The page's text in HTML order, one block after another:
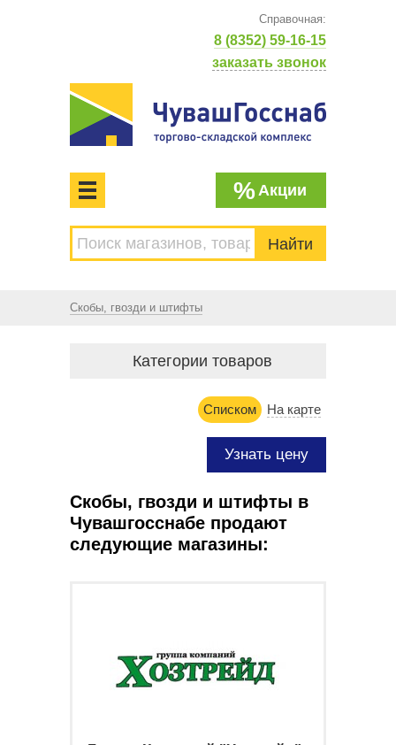
Справочная:
8 (8352) 59-16-15
заказать звонок
МЕНЮ
%Акции
Скобы, гвозди и штифты
Категории товаров
На карте
Списком
Узнать цену
Скобы, гвозди и штифты в
Чувашгосснабе продают
следующие магазины: